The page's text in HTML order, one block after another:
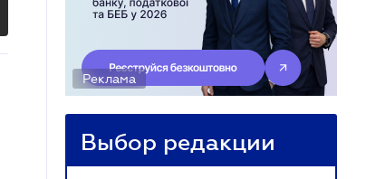
Реклама
Выбор редакции